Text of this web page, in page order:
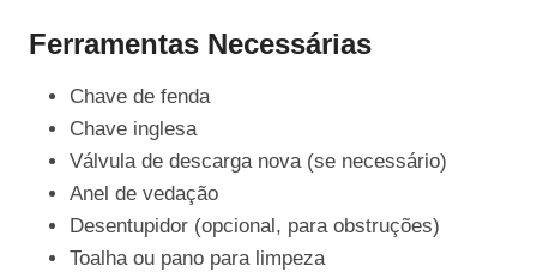
Ferramentas Necessárias
Chave de fenda
Chave inglesa
Válvula de descarga nova (se necessário)
Anel de vedação
Desentupidor (opcional, para obstruções)
Toalha ou pano para limpeza